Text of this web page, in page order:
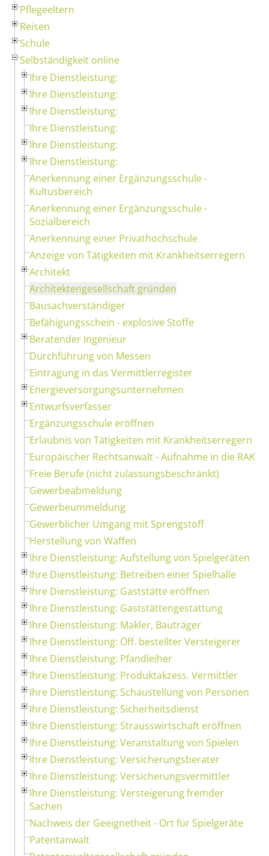
Pflegeeltern
Reisen
Schule
Selbständigkeit online
Ihre Dienstleistung:
Ihre Dienstleistung:
Ihre Dienstleistung:
Ihre Dienstleistung:
Ihre Dienstleistung:
Ihre Dienstleistung:
Anerkennung einer Ergänzungsschule -
Kultusbereich
Anerkennung einer Ergänzungsschule -
Sozialbereich
Anerkennung einer Privathochschule
Anzeige von Tätigkeiten mit Krankheitserregern
Architekt
Architektengesellschaft gründen
Bausachverständiger
Befähigungsschein - explosive Stoffe
Beratender Ingenieur
Durchführung von Messen
Eintragung in das Vermittlerregister
Energieversorgungsunternehmen
Entwurfsverfasser
Ergänzungsschule eröffnen
Erlaubnis von Tätigkeiten mit Krankheitserregern
Europäischer Rechtsanwalt - Aufnahme in die RAK
Freie Berufe (nicht zulassungsbeschränkt)
Gewerbeabmeldung
Gewerbeummeldung
Gewerblicher Umgang mit Sprengstoff
Herstellung von Waffen
Ihre Dienstleistung: Aufstellung von Spielgeräten
Ihre Dienstleistung: Betreiben einer Spielhalle
Ihre Dienstleistung: Gaststätte eröffnen
Ihre Dienstleistung: Gaststättengestattung
Ihre Dienstleistung: Makler, Bauträger
Ihre Dienstleistung: Öff. bestellter Versteigerer
Ihre Dienstleistung: Pfandleiher
Ihre Dienstleistung: Produktakzess. Vermittler
Ihre Dienstleistung: Schaustellung von Personen
Ihre Dienstleistung: Sicherheitsdienst
Ihre Dienstleistung: Strausswirtschaft eröffnen
Ihre Dienstleistung: Veranstaltung von Spielen
Ihre Dienstleistung: Versicherungsberater
Ihre Dienstleistung: Versicherungsvermittler
Ihre Dienstleistung: Versteigerung fremder
Sachen
Nachweis der Geeignetheit - Ort für Spielgeräte
Patentanwalt